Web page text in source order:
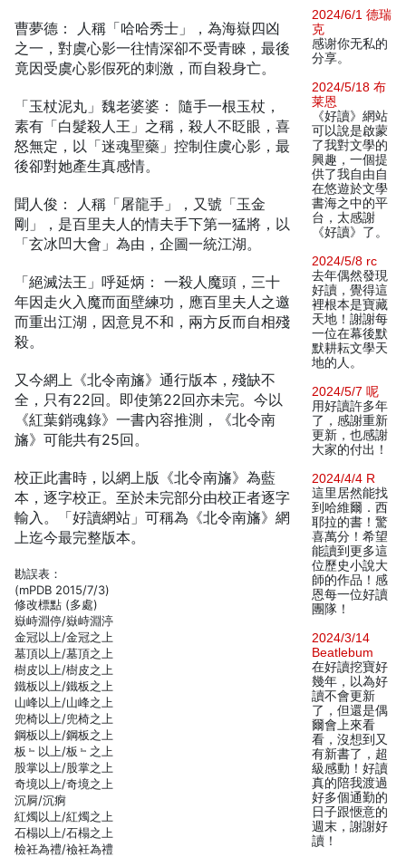
曹夢德： 人稱「哈哈秀士」，為海嶽四凶
之一，對虞心影一往情深卻不受青睞，最後
竟因受虞心影假死的刺激，而自殺身亡。
「玉杖泥丸」魏老婆婆： 隨手一根玉杖，
素有「白髮殺人王」之稱，殺人不眨眼，喜
怒無定，以「迷魂聖藥」控制住虞心影，最
後卻對她產生真感情。
聞人俊： 人稱「屠龍手」，又號「玉金
剛」，是百里夫人的情夫手下第一猛將，以
「玄冰凹大會」為由，企圖一統江湖。
「絕滅法王」呼延炳： 一殺人魔頭，三十
年因走火入魔而面壁練功，應百里夫人之邀
而重出江湖，因意見不和，兩方反而自相殘
殺。
又今網上《北令南旛》通行版本，殘缺不
全，只有22回。即使第22回亦未完。今以
《紅葉銷魂錄》一書內容推測，《北令南
旛》可能共有25回。
校正此書時，以網上版《北令南旛》為藍
本，逐字校正。至於未完部分由校正者逐字
輸入。「好讀網站」可稱為《北令南旛》網
上迄今最完整版本。
勘誤表：
(mPDB 2015/7/3)
修改標點 (多處)
嶽峙淵停/嶽峙淵渟
金冠以上/金冠之上
墓頂以上/墓頂之上
樹皮以上/樹皮之上
鐵板以上/鐵板之上
山峰以上/山峰之上
兜椅以上/兜椅之上
鋼板以上/鋼板之上
板﹄以上/板﹄之上
股掌以上/股掌之上
奇境以上/奇境之上
沉屙/沉痾
紅燭以上/紅燭之上
石榻以上/石榻之上
檢衽為禮/襝衽為禮
2024/6/1 德瑞
克
感谢你无私的
分享。
2024/5/18 布
莱恩
《好讀》網站
可以說是啟蒙
了我對文學的
興趣，一個提
供了我自由自
在悠遊於文學
書海之中的平
台，太感謝
《好讀》了。
2024/5/8 rc
去年偶然發現
好讀，覺得這
裡根本是寶藏
天地！謝謝每
一位在幕後默
默耕耘文學天
地的人。
2024/5/7 呢
用好讀許多年
了，感謝重新
更新，也感謝
大家的付出！
2024/4/4 R
這里居然能找
到哈維爾．西
耶拉的書！驚
喜萬分！希望
能讀到更多這
位歷史小說大
師的作品！感
恩每一位好讀
團隊！
2024/3/14
Beatlebum
在好讀挖寶好
幾年，以為好
讀不會更新
了，但還是偶
爾會上來看
看，沒想到又
有新書了，超
級感動！好讀
真的陪我渡過
好多個通勤的
日子跟愜意的
週末，謝謝好
讀！